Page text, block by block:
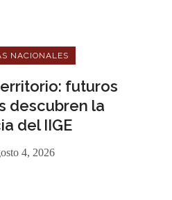
NACIONALES
futuros
descubren la
del IIGE
4, 2026